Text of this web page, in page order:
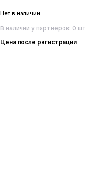
Нет в наличии
В наличии у партнеров: 0 шт
Цена после регистрации